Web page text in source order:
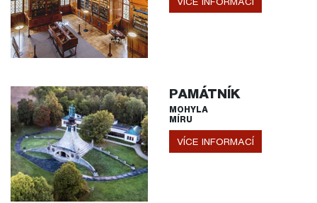
PAMÁTNÍK
MOHYLA
MÍRU
VÍCE INFORMACÍ